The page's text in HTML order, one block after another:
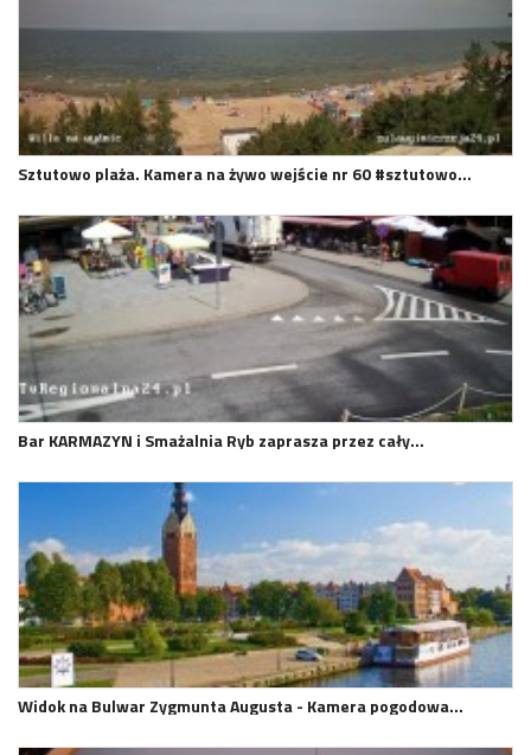
Sztutowo plaża. Kamera na żywo wejście nr 60 #sztutowo…
Bar KARMAZYN i Smażalnia Ryb zaprasza przez cały…
Widok na Bulwar Zygmunta Augusta - Kamera pogodowa…